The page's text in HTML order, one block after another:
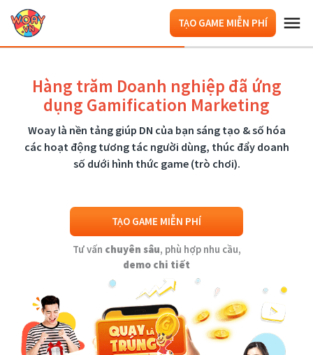
TẠO GAME MIỄN PHÍ
Hàng trăm Doanh nghiệp đã ứng
dụng Gamification Marketing
Woay là nền tảng giúp DN của bạn sáng tạo & số hóa
các hoạt động tương tác người dùng, thúc đẩy doanh
số dưới hình thức game (trò chơi).
TẠO GAME MIỄN PHÍ
Tư vấn chuyên sâu, phù hợp nhu cầu,
demo chi tiết